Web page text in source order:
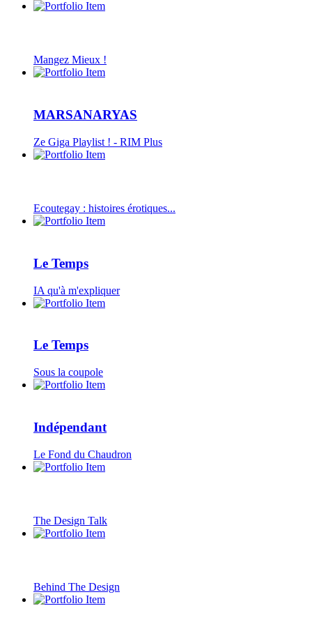
Mangez Mieux !
MARSANARYAS
Ze Giga Playlist ! - RIM Plus
Ecoutegay : histoires érotiques...
Le Temps
IA qu'à m'expliquer
Le Temps
Sous la coupole
Indépendant
Le Fond du Chaudron
The Design Talk
Behind The Design